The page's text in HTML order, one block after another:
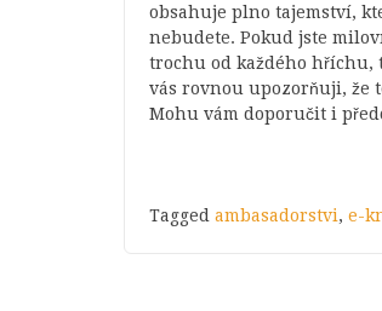
obsahuje plno tajemství,
nebudete. Pokud jste
trochu od každého hříchu,
vás rovnou upozorňuji, že
Mohu vám doporučit i
Tagged ambasadorstvi, e-